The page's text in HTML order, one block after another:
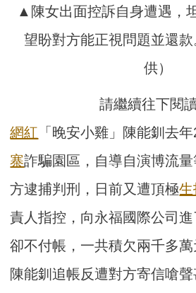
▲陳女出面控訴自身遭遇，
望盼對方能正視問題並還
供）
請繼續往下閱
網紅 「晚安小雞」陳能釧去
寨詐騙園區，自導自演博流
方逮捕判刑，日前又遭頂極
責人指控，向永福國際公司
卻不付帳，一共積欠兩千多
陳能釧追帳反遭對方寄信嗆聲